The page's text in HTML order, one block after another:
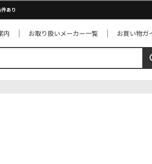
あり
内 お取り扱いメーカー一覧 お買い物ガ